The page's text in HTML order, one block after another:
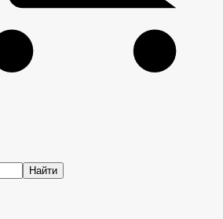
Найти